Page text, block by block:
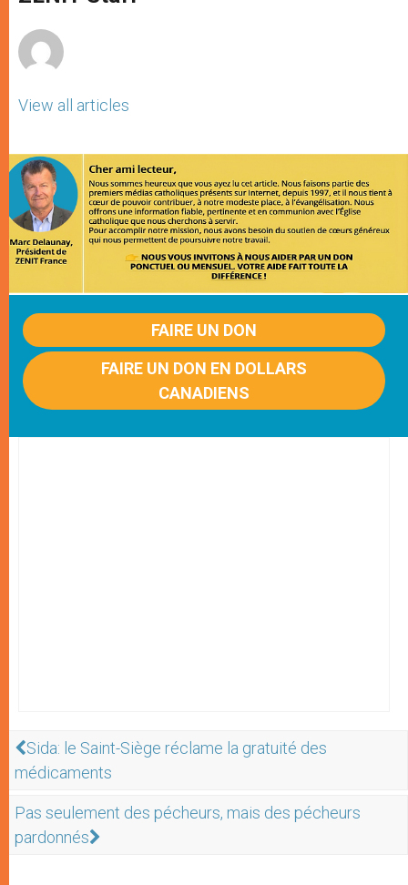
View all articles
FAIRE UN DON
FAIRE UN DON EN DOLLARS
CANADIENS
Sida: le Saint-Siège réclame la gratuité des
médicaments
Pas seulement des pécheurs, mais des pécheurs
pardonnés